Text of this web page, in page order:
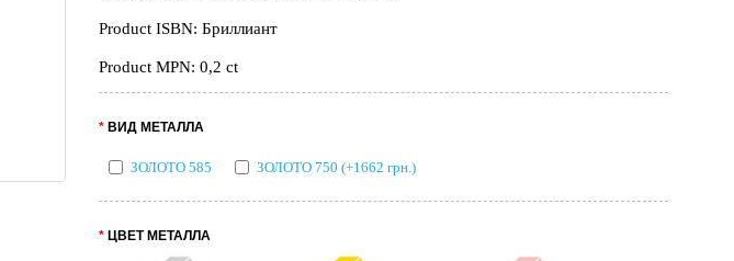
Product ISBN: Бриллиант
Product MPN: 0,2 ct
ВИД МЕТАЛЛА
ЗОЛОТО 585 ЗОЛОТО 750 (+1662 грн.)
ЦВЕТ МЕТАЛЛА